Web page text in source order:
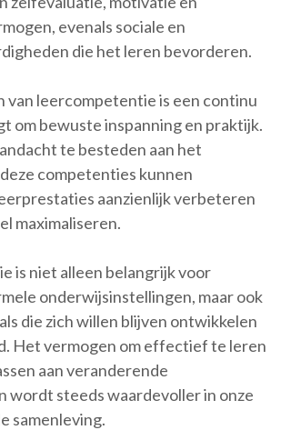
evenals sociale en
die het leren bevorderen.
van leercompetentie is een continu
om bewuste inspanning en praktijk.
te besteden aan het
competenties kunnen
aanzienlijk verbeteren
maximaliseren.
is niet alleen belangrijk voor
onderwijsinstellingen, maar ook
die zich willen blijven ontwikkelen
Het vermogen om effectief te leren
aan veranderende
wordt steeds waardevoller in onze
samenleving.